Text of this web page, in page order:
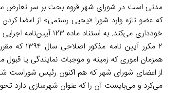
مدتی است در شورای شهر قروه بحث بر سر تعارض
که عضو تازه وارد شورا «یحیی رستمی» از امضا
۲ مکرر
همزمان اموری که زمینه و موجبات نمایندگی یا قبول
از اعضای شورای شهر که هم اکنون رئیس شوراست
می‌کرد و می‌بایست آن را که عنوان شهرسازی دارد